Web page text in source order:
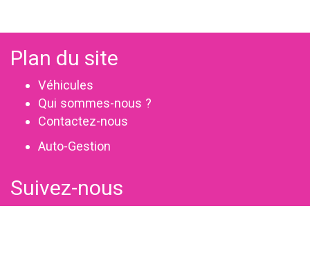
Plan du site
Véhicules
Qui sommes-nous ?
Contactez-nous
Auto-Gestion
Suivez-nous